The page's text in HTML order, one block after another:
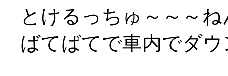
とけるっちゅ～～～
ばてばてで車内でダ